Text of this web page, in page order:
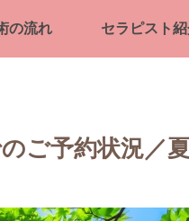
の流れ セラピスト
ご予約状況／